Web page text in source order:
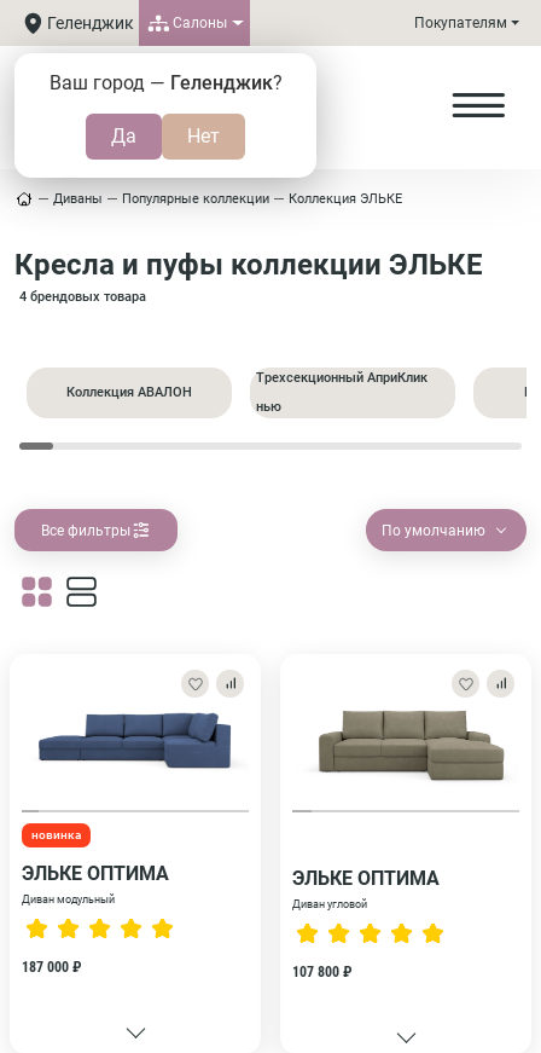
Геленджик
Ваш город — Геленджик?
Салоны Покупателям
Диваны Популярные коллекции Коллекция ЭЛЬКЕ
Кресла и пуфы коллекции ЭЛЬКЕ
4 брендовых товара
Коллекция АВАЛОН
Трехсекционный АприКлик
нью
Все фильтры По умолчанию
новинка
ЭЛЬКЕ ОПТИМА
Диван модульный
187 000 ₽
ЭЛЬКЕ ОПТИМА
Диван угловой
107 800 ₽